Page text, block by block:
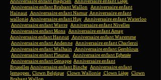
Anniversaire enfant Brabant Wallon Anniversaire enfant
Hainaut Anniversaire enfant Namur Anniversaire enfant
wallonie Anniversaire enfant Huy Anniversaire enfant Waterloo
Anniversaire enfant Wavre Anniversaire enfant Nivelles
Anniversaire enfant Mons Anniversaire enfant Amay
Anniversaire enfant Hannut Anniversaire enfant Waremme
Anniversaire enfant Andenne Anniversaire enfant Charleroi
Anniversaire enfant Walhain Anniversaire enfant Gembloux
Anniversaire enfant Fleurus
Anniversaire enfant Eghezée
Anniversaire enfant Genappe Anniversaire enfant
BruxellesAnniversaire enfant Binche Anniversaire enfant
Jemappes Clown Belgique Clown Wallonie Clown Liège Clown
Brabant Wallon